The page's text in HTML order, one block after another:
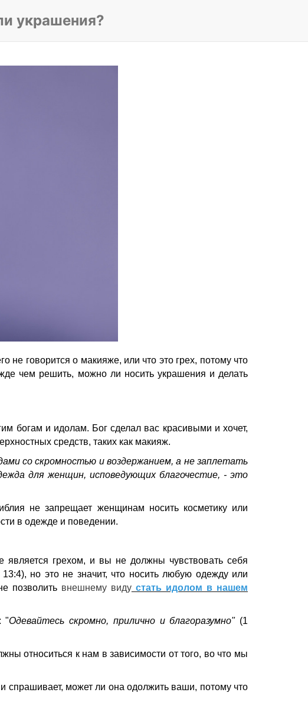
украшения?
говорится о макияже, или что это грех, потому что
чем решить, можно ли носить украшения и делать
богам и идолам. Бог сделал вас красивыми и хочет,
средств, таких как макияж.
со скромностью и воздержанием, а не заплетать
для женщин, исповедующих благочестие, - это
не запрещает женщинам носить косметику или
в одежде и поведении.
грехом, и вы не должны чувствовать себя
но это не значит, что носить любую одежду или
позволить внешнему видустать идолом в нашем
"Одевайтесь скромно, прилично и благоразумно"(1
относиться к нам в зависимости от того, во что мы
спрашивает, может ли она одолжить ваши, потому что